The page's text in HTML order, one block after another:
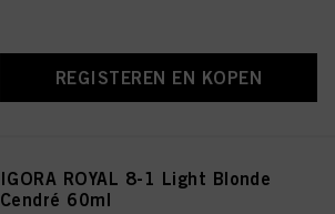
REGISTEREN EN KOPEN
IGORA ROYAL 8-1 Light Blonde
Cendré 60ml